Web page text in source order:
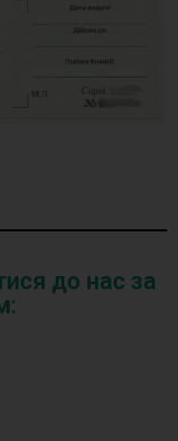
до нас за